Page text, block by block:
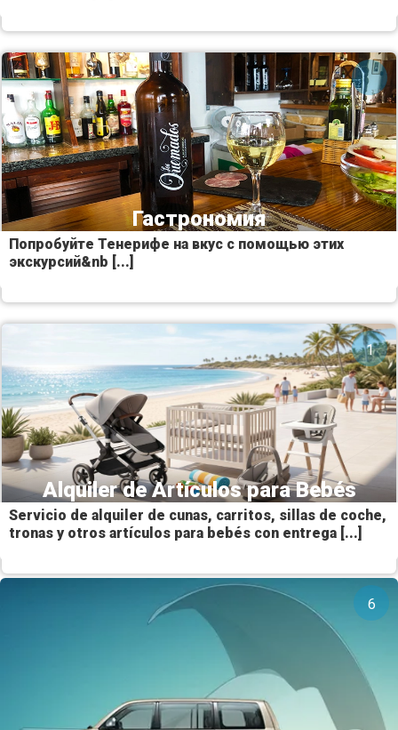
Гастрономия
Попробуйте Тенерифе на вкус с помощью этих
экскурсий&nb [...]
1
Alquiler de Artículos para Bebés
Servicio de alquiler de cunas, carritos, sillas de coche,
tronas y otros artículos para bebés con entrega [...]
6